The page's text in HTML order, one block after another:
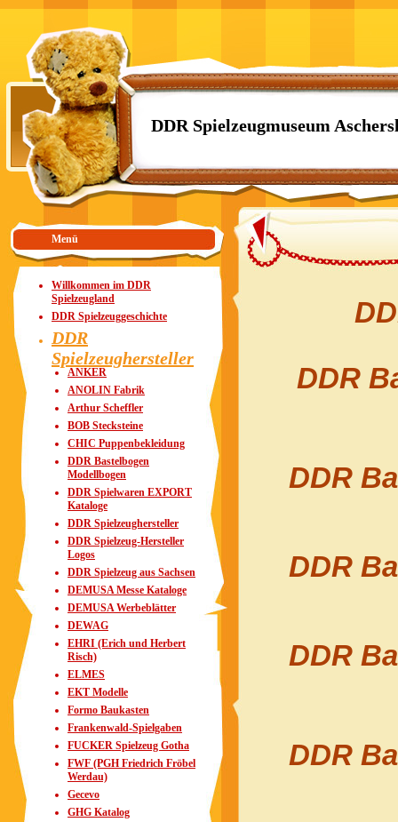
DDR Spielzeugmuseum
Menü
Willkommen im DDR
Spielzeugland
DDR Spielzeuggeschichte
DDR
Spielzeughersteller
ANKER
ANOLIN Fabrik
Arthur Scheffler
BOB Stecksteine
CHIC Puppenbekleidung
DDR Bastelbogen
Modellbogen
DDR Spielwaren EXPORT
Kataloge
DDR Spielzeughersteller
DDR Spielzeug-Hersteller
Logos
DDR Spielzeug aus Sachsen
DEMUSA Messe Kataloge
DEMUSA Werbeblätter
DEWAG
EHRI (Erich und Herbert
Risch)
ELMES
EKT Modelle
Formo Baukasten
Frankenwald-Spielgaben
FUCKER Spielzeug Gotha
FWF (PGH Friedrich Fröbel
Werdau)
Gecevo
GHG Katalog
DDR
DDR
DDR
DDR
DDR